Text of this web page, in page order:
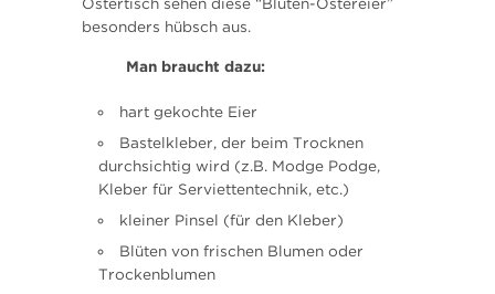
besonders hübsch aus.
Man braucht dazu:
hart gekochte Eier
Bastelkleber, der beim Trocknen
durchsichtig wird (z.B. Modge Podge,
Kleber für Serviettentechnik, etc.)
kleiner Pinsel (für den Kleber)
Blüten von frischen Blumen oder
Trockenblumen